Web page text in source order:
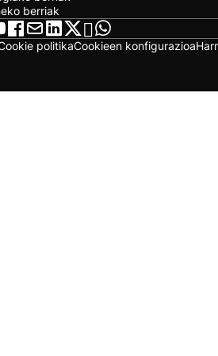
berriak
politikaCookieen konfigurazioa